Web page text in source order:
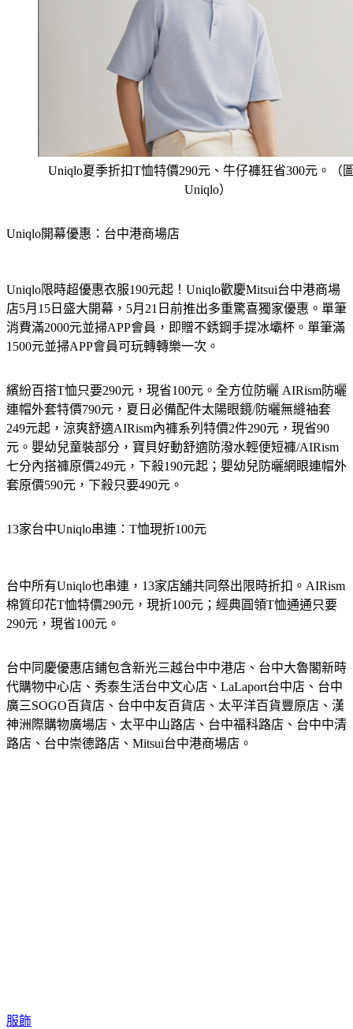
Uniqlo夏季折扣T恤特價290元、牛仔褲狂省300元。（
Uniqlo）
Uniqlo開幕優惠：台中港商場店
Uniqlo限時超優惠衣服190元起！Uniqlo歡慶Mitsui台中港商場
店5月15日盛大開幕，5月21日前推出多重驚喜獨家優惠。單筆
消費滿2000元並掃APP會員，即贈不銹鋼手提冰壩杯。單筆滿
1500元並掃APP會員可玩轉轉樂一次。
繽紛百搭T恤只要290元，現省100元。全方位防曬 AIRism防曬
連帽外套特價790元，夏日必備配件太陽眼鏡/防曬無縫袖套
249元起，涼爽舒適AIRism內褲系列特價2件290元，現省90
元。嬰幼兒童裝部分，寶貝好動舒適防潑水輕便短褲/AIRism
七分內搭褲原價249元，下殺190元起；嬰幼兒防曬網眼連帽外
套原價590元，下殺只要490元。
13家台中Uniqlo串連：T恤現折100元
台中所有Uniqlo也串連，13家店舖共同祭出限時折扣。AIRism
棉質印花T恤特價290元，現折100元；經典圓領T恤通通只要
290元，現省100元。
台中同慶優惠店鋪包含新光三越台中中港店、台中大魯閣新時
代購物中心店、秀泰生活台中文心店、LaLaport台中店、台中
廣三SOGO百貨店、台中中友百貨店、太平洋百貨豐原店、漢
神洲際購物廣場店、太平中山路店、台中福科路店、台中中清
路店、台中崇德路店、Mitsui台中港商場店。
服飾